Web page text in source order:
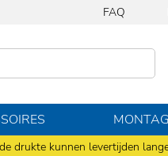
drukte kunnen levertijden
FAQ